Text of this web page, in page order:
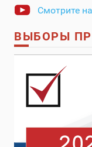
Смотрите
ВЫБОРЫ